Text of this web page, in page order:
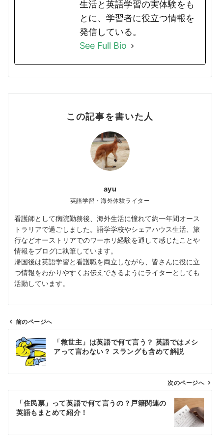
生活と英語学習の実体験をも
とに、学習者に役立つ情報を
発信している。
See Full Bio
この記事を書いた人
ayu
英語学習・海外体験ライター
看護師として病院勤務後、海外生活に憧れて約一年間オース
トラリアで過ごしました。語学学校やシェアハウス生活、旅
行などオーストリアでのワーホリ経験を通して感じたことや
情報をブログに執筆しています。
帰国後は英語学習と看護職を両立しながら、皆さんに役に立
つ情報をわかりやすくお伝えできるようにライターとしても
活動しています。
ビ
ン
前のページへ
「救世主」は英語で何て言う？ 英語ではメシ
アって言わない？ スラングも含めて解説
次のページへ
「住民票」って英語で何て言うの？戸籍関連の
英語もまとめて紹介！